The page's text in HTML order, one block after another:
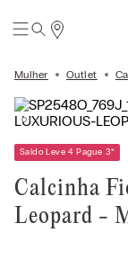
Mulher Outlet
Saldo Leve 4 Pague 3*
Calcinha
Leopard -